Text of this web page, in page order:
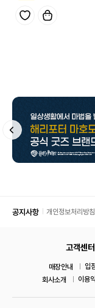
공지사항
개인정보처리방
고객센터
매장안내 입
회사소개
이용